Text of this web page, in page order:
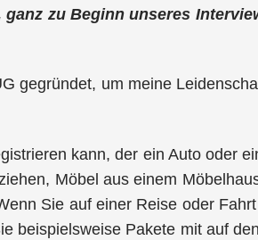
ganz zu Beginn unseres
gegründet, um meine
kann, der ein Auto oder
Möbel aus einem
Sie auf einer Reise oder
beispielsweise Pakete mit auf